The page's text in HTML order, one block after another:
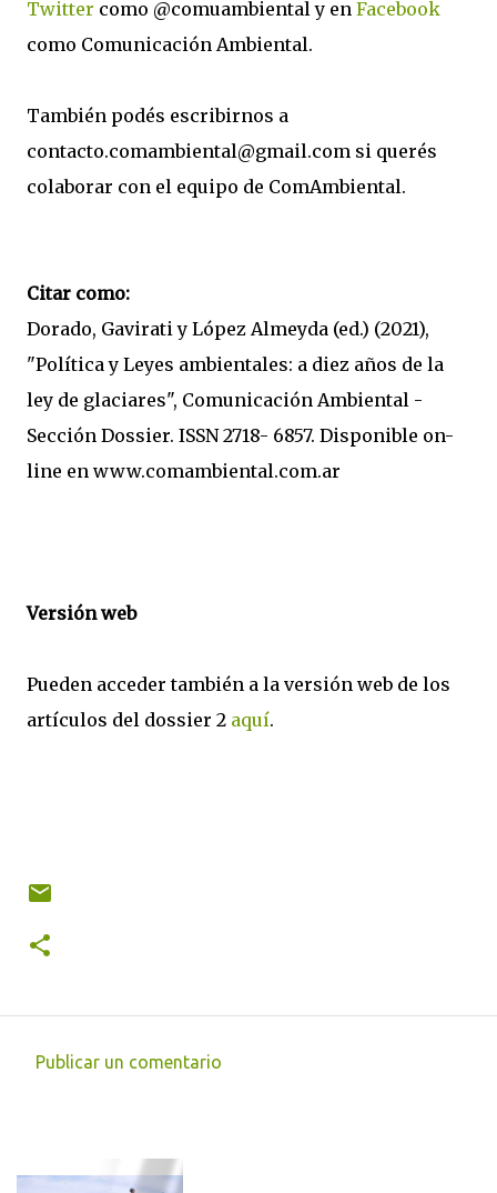
Twitter como @comuambiental y en Facebook
como Comunicación Ambiental.
También podés escribirnos a
contacto.comambiental@gmail.com si querés
colaborar con el equipo de ComAmbiental.
Citar como:
Dorado, Gavirati y López Almeyda (ed.) (2021),
"Política y Leyes ambientales: a diez años de la
ley de glaciares", Comunicación Ambiental -
Sección Dossier. ISSN 2718- 6857. Disponible on-
line en www.comambiental.com.ar
Versión web
Pueden acceder también a la versión web de los
artículos del dossier 2 aquí.
e
Publicar un comentario